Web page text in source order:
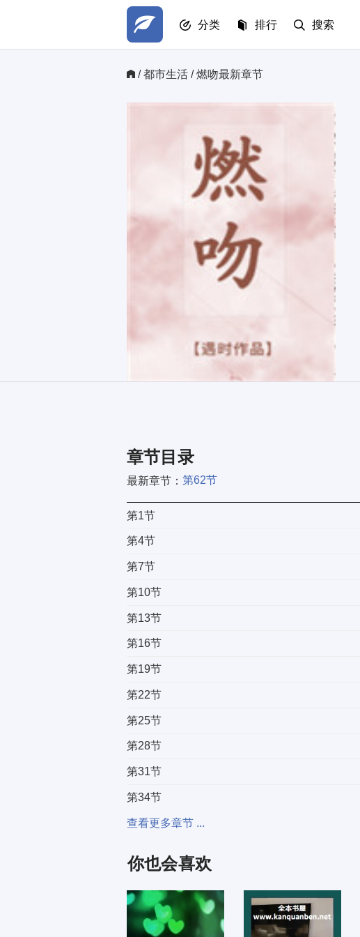
分类 排行 搜索
/ 都市生活 / 燃吻最新章节
章节目录
最新章节： 第62节
第1节
第4节
第7节
第10节
第13节
第16节
第19节
第22节
第25节
第28节
第31节
第34节
第37节
第43节
第46节
第49节
查看更多章节 ...
你也会喜欢